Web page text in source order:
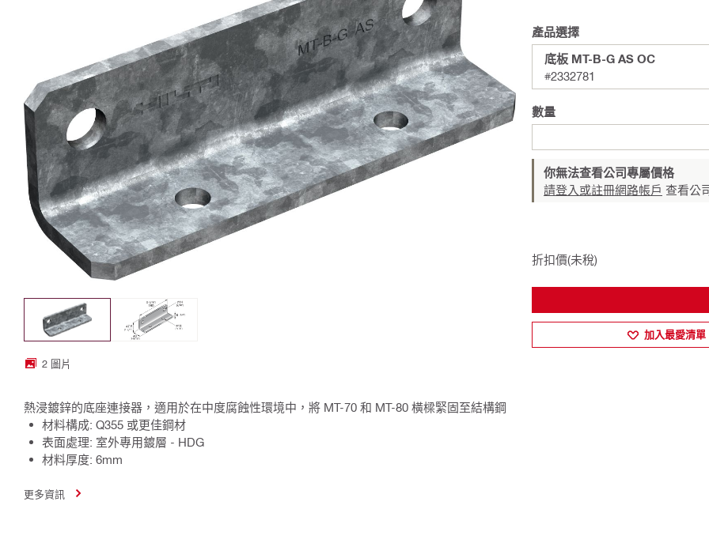
2 圖片
熱浸鍍鋅的底座連接器，適用於在中度腐蝕性環境中，將 MT-70 和 MT-80 橫樑緊固至結構鋼
材料構成: Q355 或更佳鋼材
表面處理: 室外專用鍍層 - HDG
材料厚度: 6mm
更多資訊
產品選擇
底板 MT-B-G AS OC
#2332781
數量
你無法查看公司專屬價格
請登入或註冊網路帳戶 查看公
折扣價(未稅)
加入最愛清單